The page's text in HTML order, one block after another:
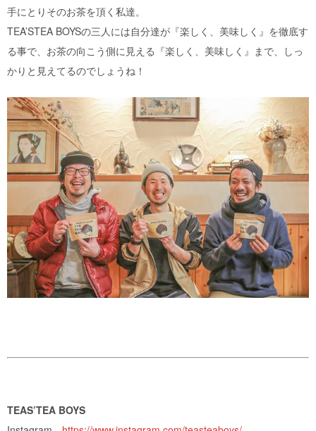
手にとりそのお茶を頂く私達。
TEA’STEA BOYSの三人には自分達が『楽しく、美味しく』を徹底す
る事で、お茶の向こう側に見える『楽しく、美味しく』まで、しっ
かりと見えてるのでしょうね！
TEAS’TEA BOYS